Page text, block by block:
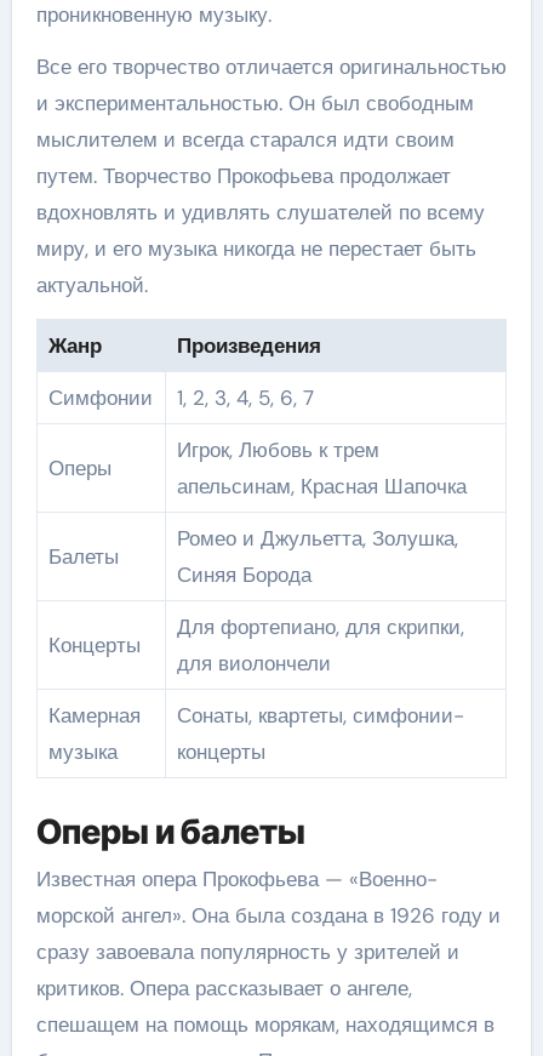
проникновенную музыку.
Все его творчество отличается оригинальностью
и экспериментальностью. Он был свободным
мыслителем и всегда старался идти своим
путем. Творчество Прокофьева продолжает
вдохновлять и удивлять слушателей по всему
миру, и его музыка никогда не перестает быть
актуальной.
Жанр
Произведения
Симфонии
1, 2, 3, 4, 5, 6, 7
Оперы
Игрок, Любовь к трем
апельсинам, Красная Шапочка
Балеты
Ромео и Джульетта, Золушка,
Синяя Борода
Концерты
Для фортепиано, для скрипки,
для виолончели
Камерная
музыка
Сонаты, квартеты, симфонии-
концерты
Оперы и балеты
Известная опера Прокофьева — «Военно-
морской ангел». Она была создана в 1926 году и
сразу завоевала популярность у зрителей и
критиков. Опера рассказывает о ангеле,
спешащем на помощь морякам, находящимся в